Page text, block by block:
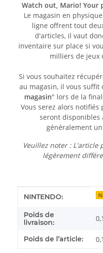
Watch out, Mario! Your
Le magasin en
ligne offrent tout
d'articles, il vaut
inventaire sur place si
milliers de jeux
Si vous souhaitez
au magasin, il vous
magasin" lors de la
Vous serez alors
seront disponibles
généralement
Veuillez noter : L'article
légèrement
Détails de l'article
Valeur
NINTENDO:
Poids de
livraison:
Poids de l’article: